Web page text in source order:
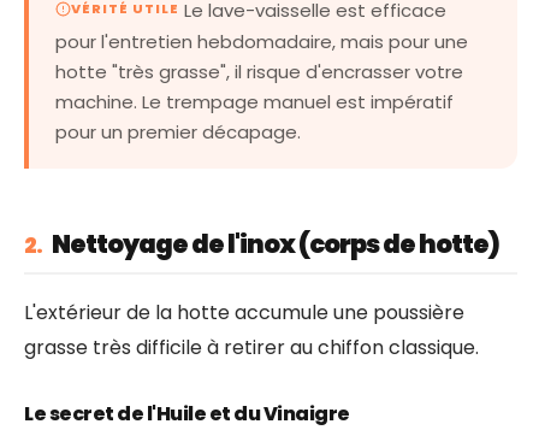
VÉRITÉ UTILE Le lave-vaisselle est efficace
pour l'entretien hebdomadaire, mais pour une
hotte "très grasse", il risque d'encrasser votre
machine. Le trempage manuel est impératif
pour un premier décapage.
2. Nettoyage de l'inox (corps de hotte)
L'extérieur de la hotte accumule une poussière
grasse très difficile à retirer au chiffon classique.
Le secret de l'Huile et du Vinaigre